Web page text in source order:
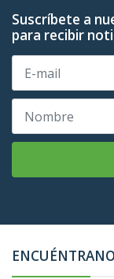
Suscríbete a
para recibir